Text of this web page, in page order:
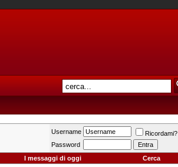
Username
Ricordami?
Password
I messaggi di oggi Cerca